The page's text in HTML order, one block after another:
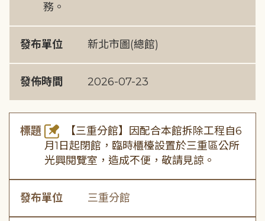
務。
發布單位 新北市圖(總館)
發佈時間 2026-07-23
標題
【三重分館】因配合本館拆除工程自6
月1日起閉館，臨時櫃檯設置於三重區公所
光興閱覽室，造成不便，敬請見諒。
發布單位 三重分館